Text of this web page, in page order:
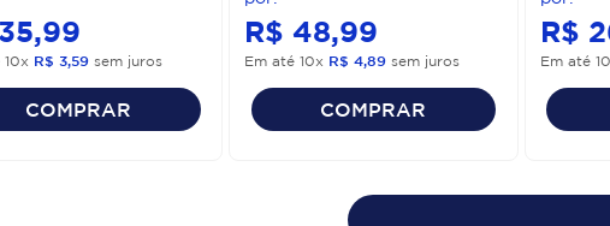
35,99
10x R$ 3,59 sem juros
COMPRAR
R$ 48,99
Em até10x R$ 4,89 sem juros
COMPRAR
R$
Em até 10